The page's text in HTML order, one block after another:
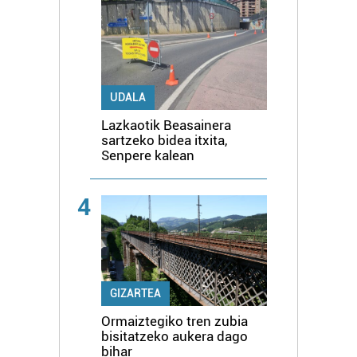
UDALA
Lazkaotik Beasainera
sartzeko bidea itxita,
Senpere kalean
4
GIZARTEA
Ormaiztegiko tren zubia
bisitatzeko aukera dago
bihar